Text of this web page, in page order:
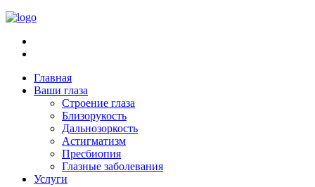
Главная
Ваши глаза
Строение глаза
Близорукость
Дальнозоркость
Астигматизм
Пресбиопия
Глазные заболевания
Услуги